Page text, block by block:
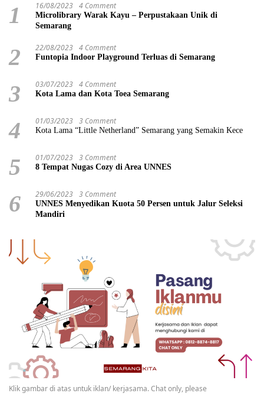
1 16/08/2023 4 Comment
Microlibrary Warak Kayu – Perpustakaan Unik di
Semarang
2 22/08/2023 4 Comment
Funtopia Indoor Playground Terluas di Semarang
3 03/07/2023 4 Comment
Kota Lama dan Kota Toea Semarang
4 01/03/2023 3 Comment
Kota Lama “Little Netherland” Semarang yang Semakin Kece
5 01/07/2023 3 Comment
8 Tempat Nugas Cozy di Area UNNES
6 29/06/2023 3 Comment
UNNES Menyedikan Kuota 50 Persen untuk Jalur Seleksi
Mandiri
Klik gambar di atas untuk iklan/ kerjasama. Chat only, please